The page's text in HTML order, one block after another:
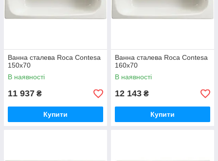
Ванна сталева Roca Contesa
150x70
В наявності
11 937 ₴
Купити
Ванна сталева Roca Contesa
160x70
В наявності
12 143 ₴
Купити